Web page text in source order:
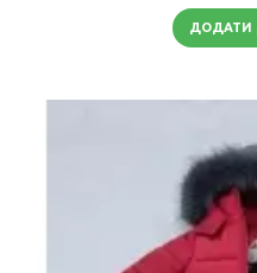
ДОДАТИ